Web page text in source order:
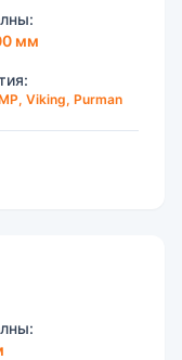
мм
Viking, Purman